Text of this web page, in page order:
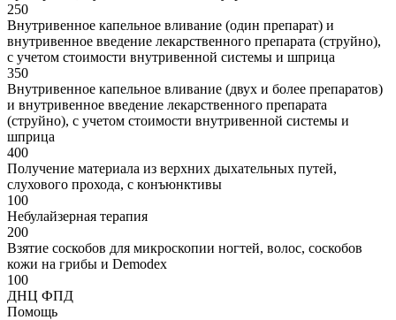
250
Внутривенное капельное вливание (один препарат) и
внутривенное введение лекарственного препарата (струйно),
с учетом стоимости внутривенной системы и шприца
350
Внутривенное капельное вливание (двух и более препаратов)
и внутривенное введение лекарственного препарата
(струйно), с учетом стоимости внутривенной системы и
шприца
400
Получение материала из верхних дыхательных путей,
слухового прохода, с конъюнктивы
100
Небулайзерная терапия
200
Взятие соскобов для микроскопии ногтей, волос, соскобов
кожи на грибы и Demodex
100
ДНЦ ФПД
Помощь